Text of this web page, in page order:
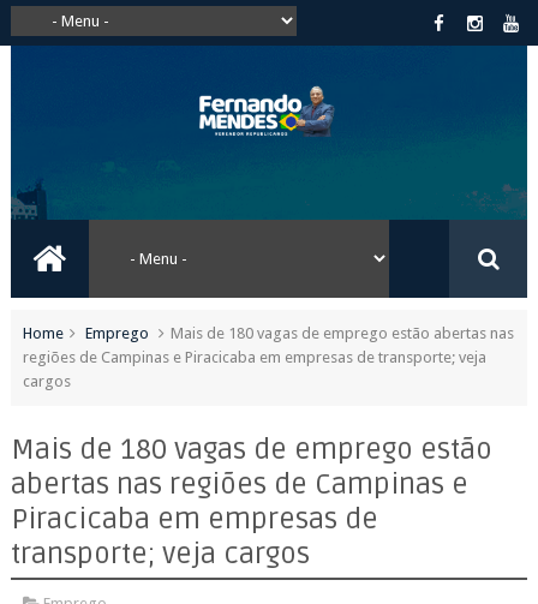
Home Emprego
Mais de 180 vagas de emprego estão abertas nas
regiões de Campinas e Piracicaba em empresas de transporte; veja
cargos
Mais de 180 vagas de emprego estão
abertas nas regiões de Campinas e
Piracicaba em empresas de
transporte; veja cargos